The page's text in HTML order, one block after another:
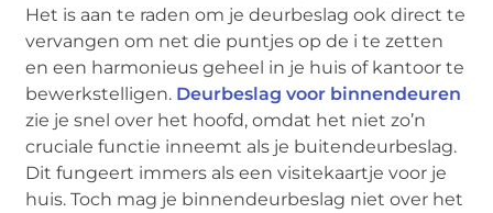
Het is aan te raden om je deurbeslag ook direct te
vervangen om net die puntjes op de i te zetten
en een harmonieus geheel in je huis of kantoor te
bewerkstelligen. Deurbeslag voor binnendeuren
zie je snel over het hoofd, omdat het niet zo’n
cruciale functie inneemt als je buitendeurbeslag.
Dit fungeert immers als een visitekaartje voor je
huis. Toch mag je binnendeurbeslag niet over het